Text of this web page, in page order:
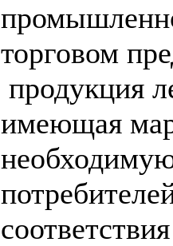
торговом
продукция
имеющая